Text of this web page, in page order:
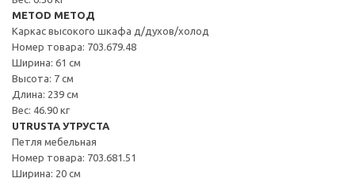
METOD МЕТОД
Каркас высокого шкафа д/духов/холод
Номер товара: 703.679.48
Ширина: 61 см
Высота: 7 см
Длина: 239 см
Вес: 46.90 кг
UTRUSTA УТРУСТА
Петля мебельная
Номер товара: 703.681.51
Ширина: 20 см